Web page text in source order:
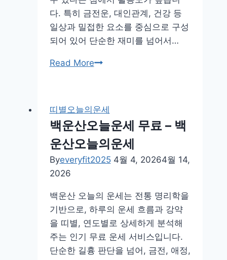
다. 특히 금전운, 대인관계, 건강 등
일상과 밀접한 요소를 중심으로 구성
되어 있어 단순한 재미를 넘어서…
Read More중
보
늘
의
운
띠별오늘의운세
백운산오늘운세 무료 – 백
운산오늘의운세
Byeveryfit2025 4월 4, 20264월 14,
2026
백운산 오늘의 운세는 전통 명리학을
기반으로, 하루의 운세 흐름과 강약
을 띠별, 연도별로 상세하게 분석해
주는 인기 무료 운세 서비스입니다.
단순한 길흉 판단을 넘어, 금전, 애정,